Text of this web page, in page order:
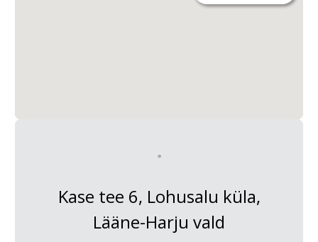
Kase tee 6, Lohusalu küla,
Lääne-Harju vald